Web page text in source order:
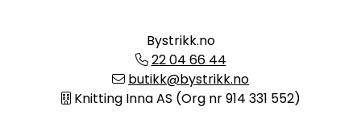
Bystrikk.no
22 04 66 44
butikk@bystrikk.no
Knitting Inna AS (Org nr 914 331 552)